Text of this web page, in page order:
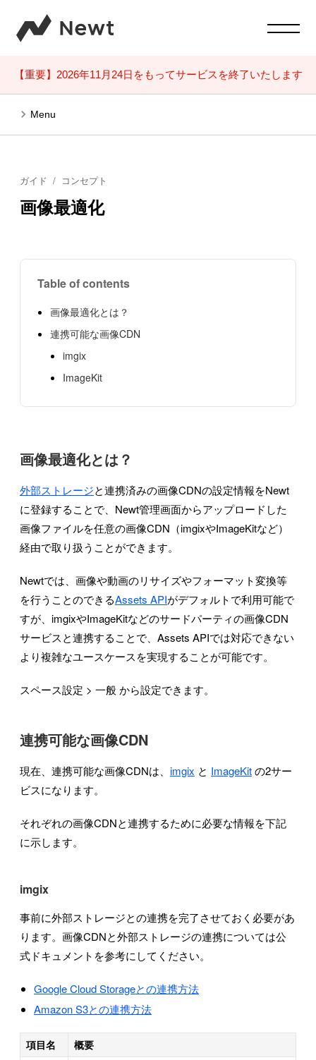
【重要】2026年11月24日をもってサービスを終了いたします
Menu
ガイド コンセプト
画像最適化
Table of contents
画像最適化とは？
連携可能な画像CDN
imgix
ImageKit
画像最適化とは？
外部ストレージと連携済みの画像CDNの設定情報をNewt
に登録することで、Newt管理画面からアップロードした
画像ファイルを任意の画像CDN（imgixやImageKitなど）
経由で取り扱うことができます。
Newtでは、画像や動画のリサイズやフォーマット変換等
を行うことのできるAssets APIがデフォルトで利用可能で
すが、imgixやImageKitなどのサードパーティの画像CDN
サービスと連携することで、Assets APIでは対応できない
より複雑なユースケースを実現することが可能です。
スペース設定 > 一般 から設定できます。
連携可能な画像CDN
現在、連携可能な画像CDNは、 imgix と ImageKitの2サー
ビスになります。
それぞれの画像CDNと連携するために必要な情報を下記
に示します。
imgix
事前に外部ストレージとの連携を完了させておく必要があ
ります。画像CDNと外部ストレージの連携については公
式ドキュメントを参考にしてください。
Google Cloud Storageとの連携方法
Amazon S3との連携方法
項目名
概要